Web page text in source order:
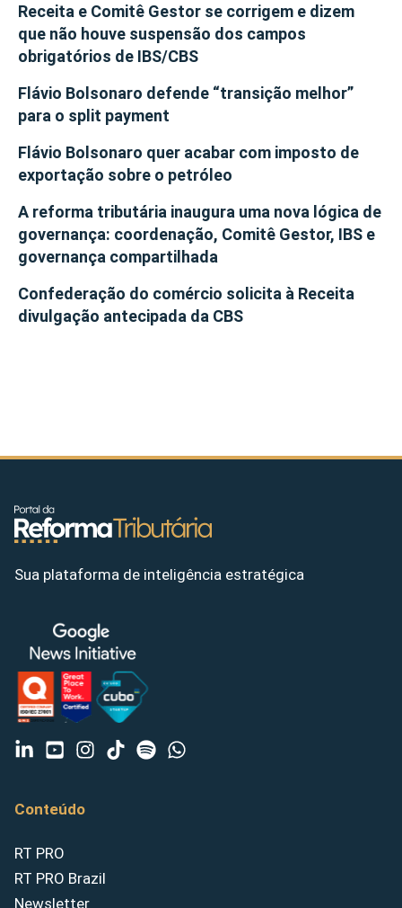
Receita e Comitê Gestor se corrigem e dizem
que não houve suspensão dos campos
obrigatórios de IBS/CBS
Flávio Bolsonaro defende “transição melhor”
para o split payment
Flávio Bolsonaro quer acabar com imposto de
exportação sobre o petróleo
A reforma tributária inaugura uma nova lógica de
governança: coordenação, Comitê Gestor, IBS e
governança compartilhada
Confederação do comércio solicita à Receita
divulgação antecipada da CBS
Sua plataforma de inteligência estratégica
Conteúdo
RT PRO
RT PRO Brazil
Newsletter